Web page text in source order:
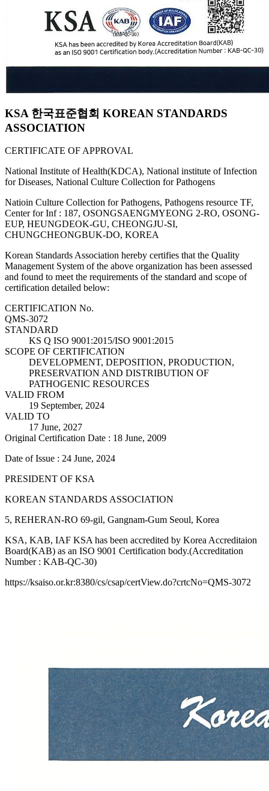
KSA 한국표준협회 KOREAN STANDARDS
ASSOCIATION
CERTIFICATE OF APPROVAL
National Institute of Health(KDCA), National institute of Infection
for Diseases, National Culture Collection for Pathogens
Natioin Culture Collection for Pathogens, Pathogens resource TF,
Center for Inf : 187, OSONGSAENGMYEONG 2-RO, OSONG-
EUP, HEUNGDEOK-GU, CHEONGJU-SI,
CHUNGCHEONGBUK-DO, KOREA
Korean Standards Association hereby certifies that the Quality
Management System of the above organization has been assessed
and found to meet the requirements of the standard and scope of
certification detailed below:
CERTIFICATION No.
QMS-3072
STANDARD
KS Q ISO 9001:2015/ISO 9001:2015
SCOPE OF CERTIFICATION
DEVELOPMENT, DEPOSITION, PRODUCTION,
PRESERVATION AND DISTRIBUTION OF
PATHOGENIC RESOURCES
VALID FROM
19 September, 2024
VALID TO
17 June, 2027
Original Certification Date : 18 June, 2009
Date of Issue : 24 June, 2024
PRESIDENT OF KSA
KOREAN STANDARDS ASSOCIATION
5, REHERAN-RO 69-gil, Gangnam-Gum Seoul, Korea
KSA, KAB, IAF KSA has been accredited by Korea Accreditaion
Board(KAB) as an ISO 9001 Certification body.(Accreditation
Number : KAB-QC-30)
https://ksaiso.or.kr:8380/cs/csap/certView.do?crtcNo=QMS-3072